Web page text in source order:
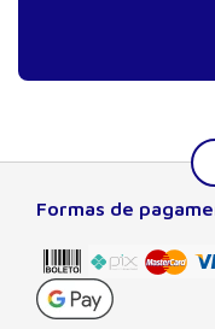
A Editora Manole é
formação do
científicas, técnicas e
Formas de